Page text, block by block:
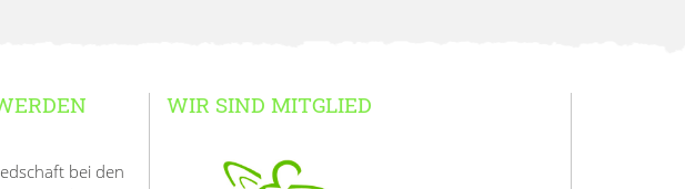
bei den
WIR SIND MITGLIED